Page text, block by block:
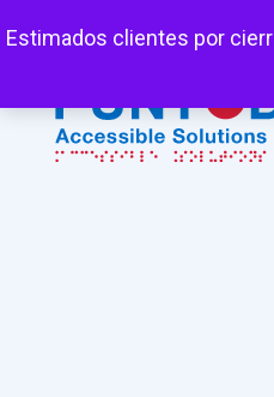
Estimados clientes por
Mi cuenta Carrito